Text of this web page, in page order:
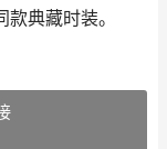
典藏时装。